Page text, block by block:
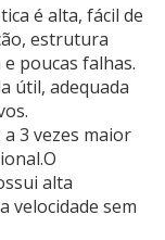
é alta, fácil de
estrutura
poucas falhas.
útil, adequada
3 vezes maior
alta
velocidade sem